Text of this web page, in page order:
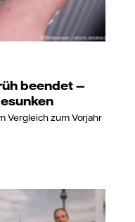
beendet —
Vergleich zum Vorjahr